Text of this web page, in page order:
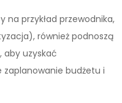
przykład przewodnika,
również podnoszą
aby uzyskać
zaplanowanie budżetu i